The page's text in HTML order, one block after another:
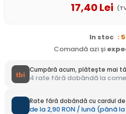
17,40Lei
In stoc :
Comandă azi și
Cumpără acum, plătește mai
4 rate fără dobândă la
Rate fără dobândă cu cardul
de la 2,90 RON / lună (până